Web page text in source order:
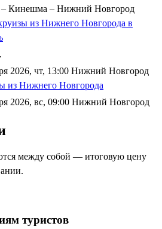
– Кинешма – Нижний Новгород
из Нижнего Новгорода в
2026, чт, 13:00 Нижний Новгород
из Нижнего Новгорода
2026, вс, 09:00 Нижний Новгород
между собой — итоговую цену
туристов